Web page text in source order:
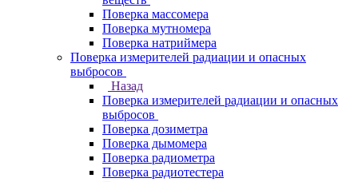
Поверка массомера
Поверка мутномера
Поверка натриймера
Поверка измерителей радиации и опасных
выбросов
Назад
Поверка измерителей радиации и опасных
выбросов
Поверка дозиметра
Поверка дымомера
Поверка радиометра
Поверка радиотестера